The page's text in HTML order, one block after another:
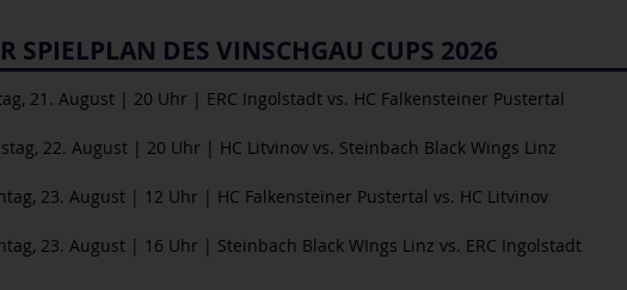
SPIELPLAN DES VINSCHGAU CUPS 2026
21. August | 20 Uhr | ERC Ingolstadt vs. HC Falkensteiner Pustertal
22. August | 20 Uhr | HC Litvinov vs. Steinbach Black Wings Linz
23. August | 12 Uhr | HC Falkensteiner Pustertal vs. HC Litvinov
23. August | 16 Uhr | Steinbach Black WIngs Linz vs. ERC Ingolstadt